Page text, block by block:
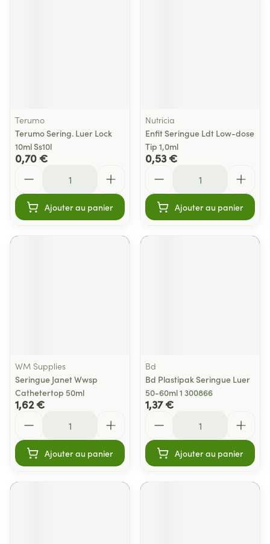
Terumo
Terumo Sering. Luer Lock
10ml Ss10l
0,70 €
Ajouter au panier
Nutricia
Enfit Seringue Ldt Low-dose
Tip 1,0ml
0,53 €
Ajouter au panier
WM Supplies
Seringue Janet Wwsp
Cathetertop 50ml
1,62 €
Ajouter au panier
Bd
Bd Plastipak Seringue Luer
50-60ml 1 300866
1,37 €
Ajouter au panier